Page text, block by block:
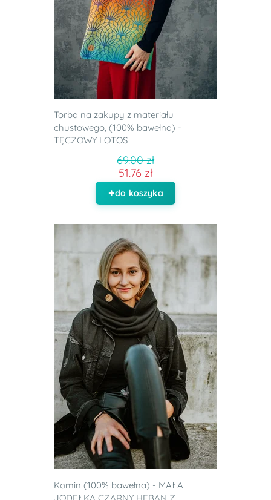
Torba na zakupy z materiału
chustowego, (100% bawełna) -
TĘCZOWY LOTOS
69.00 zł
51.76 zł
do koszyka
Komin (100% bawełna) - MAŁA